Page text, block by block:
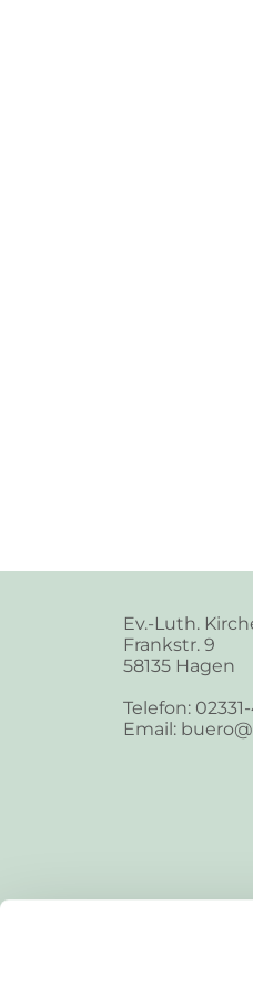
Ev.-Luth.
Frankstr. 9
58135 Hagen
Telefon:
Email: